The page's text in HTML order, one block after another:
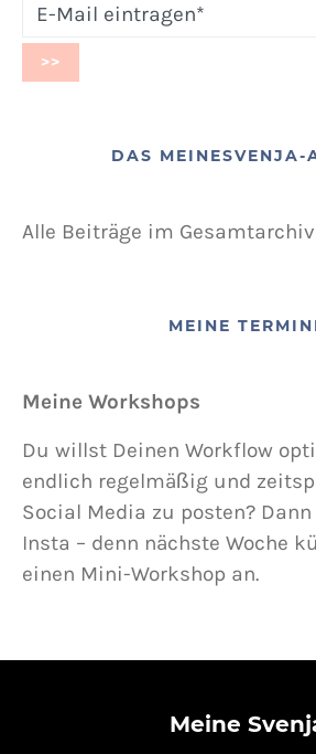
DAS MEINESVENJA-
Alle Beiträge im Gesamtarchiv
MEINE
Meine Workshops
Du willst Deinen Workflow
endlich regelmäßig und
Social Media zu posten?
Insta – denn nächste Woche
einen Mini-Workshop an.
Meine